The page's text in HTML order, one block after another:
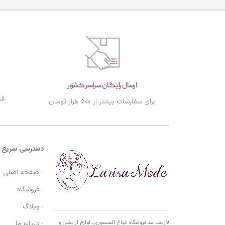
ارسال رایگان سراسر کشور
برای سفارشات بیشتر از 500 هزار تومان
لاریسا مد فروشگاه انواع اکسسوری، لوازم آرایشی و
دسترسی سریع
- صفحه اصلی
- فروشگاه
- وبلاگ